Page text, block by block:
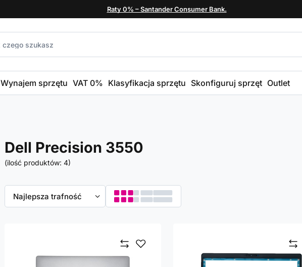
Raty 0% – Santander Consumer Bank.
Wynajem sprzętu VAT 0% Klasyfikacja sprzętu Skonfiguruj sprzęt Outlet
Dell Precision 3550
(ilość produktów: 4)
Zmień sortowanie
Najlepsza trafność